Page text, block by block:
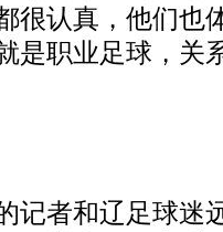
很认真，他们也
是职业足球，关
者和辽足球迷